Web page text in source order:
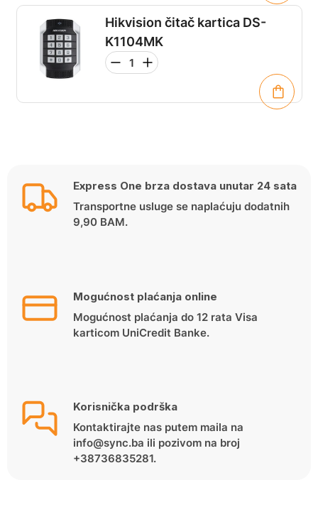
Hikvision čitač kartica DS-
K1104MK
Express One brza dostava unutar 24 sata
Transportne usluge se naplaćuju dodatnih
9,90 BAM.
Mogućnost plaćanja online
Mogućnost plaćanja do 12 rata Visa
karticom UniCredit Banke.
Korisnička podrška
Kontaktirajte nas putem maila na
info@sync.ba ili pozivom na broj
+38736835281.